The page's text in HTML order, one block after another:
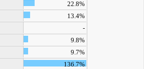
22.8%
13.4%
-
9.8%
9.7%
136.7%